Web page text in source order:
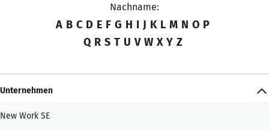
Nachname:
A B C D E F G H I J K L M N O P
Q R S T U V W X Y Z
Unternehmen
New Work SE